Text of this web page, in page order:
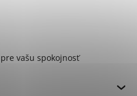
vašu spokojnosť